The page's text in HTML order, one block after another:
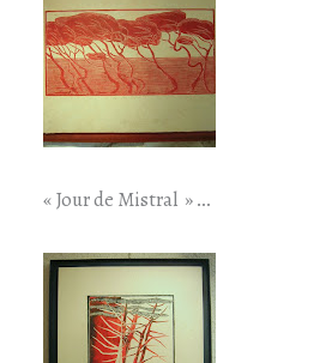
« Jour de Mistral » …